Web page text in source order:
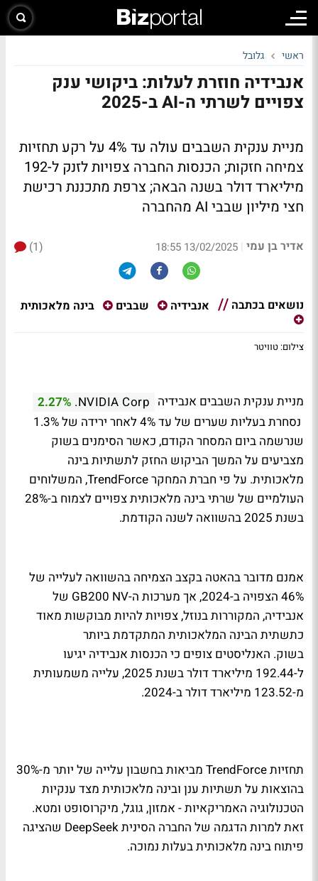
ראשי גלובל
אנבידיה חוזרת לעלות: ביקושי ענק
צפויים לשרתי ה-AI ב-2025
מניית ענקית השבבים עולה עד 4% על רקע תחזיות
צמיחה חזקות; הכנסות החברה צפויות לזנק ל-192
מיליארד דולר בשנה הבאה; צרפת מתכננת רכישת
חצי מיליון שבבי AI מהחברה
אדיר בן עמי |
13/02/2025 18:55
(1)
נושאים בכתבה אנבידיה שבבים בינה מלאכותית
צילום: טוויטר
מניית ענקית השבבים אנבידיה NVIDIA Corp.
2.27%
נסחרת בעליות שערים של עד 4% לאחר ירידה של 1.3%
שנרשמה ביום המסחר הקודם, כאשר הסימנים בשוק
מצביעים על המשך הביקוש החזק לתשתיות בינה
מלאכותית. על פי חברת המחקר TrendForce, המשלוחים
העולמיים של שרתי בינה מלאכותית צפויים לצמוח ב-28%
בשנת 2025 בהשוואה לשנה הקודמת.
אמנם מדובר בהאטה בקצב הצמיחה בהשוואה לעלייה של
46% הצפויה ב-2024, אך מערכות ה-GB200 NV של
אנבידיה, המקוררות בנוזל, צפויות להיות מבוקשות מאוד
כתשתית הבינה המלאכותית המתקדמת ביותר
בשוק. האנליסטים צופים כי הכנסות אנבידיה יגיעו
ל-192.44 מיליארד דולר בשנת 2025, עלייה משמעותית
מ-123.52 מיליארד דולר ב-2024.
תחזיות TrendForce מביאות בחשבון עלייה של יותר מ-30%
בהוצאות על תשתיות ענן ובינה מלאכותית מצד ענקיות
הטכנולוגיה האמריקאיות - אמזון, גוגל, מיקרוסופט ומטא.
זאת למרות הדגמה של החברה הסינית DeepSeek שהציגה
פיתוח בינה מלאכותית בעלות נמוכה.